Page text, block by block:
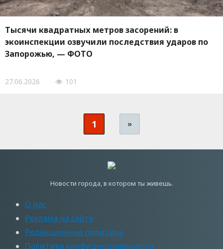
Тысячи квадратных метров засорений: в
экоинспекции озвучили последствия ударов по
Запорожью, — ФОТО
27.06.2026 101
1 »
Новости города, в котором ты живешь.
О нас
Реклама на сайте
Редакционная политика
Политика конфиденциальности